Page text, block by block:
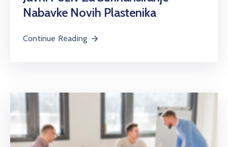
Nabavke Novih Plastenika
Continue Reading